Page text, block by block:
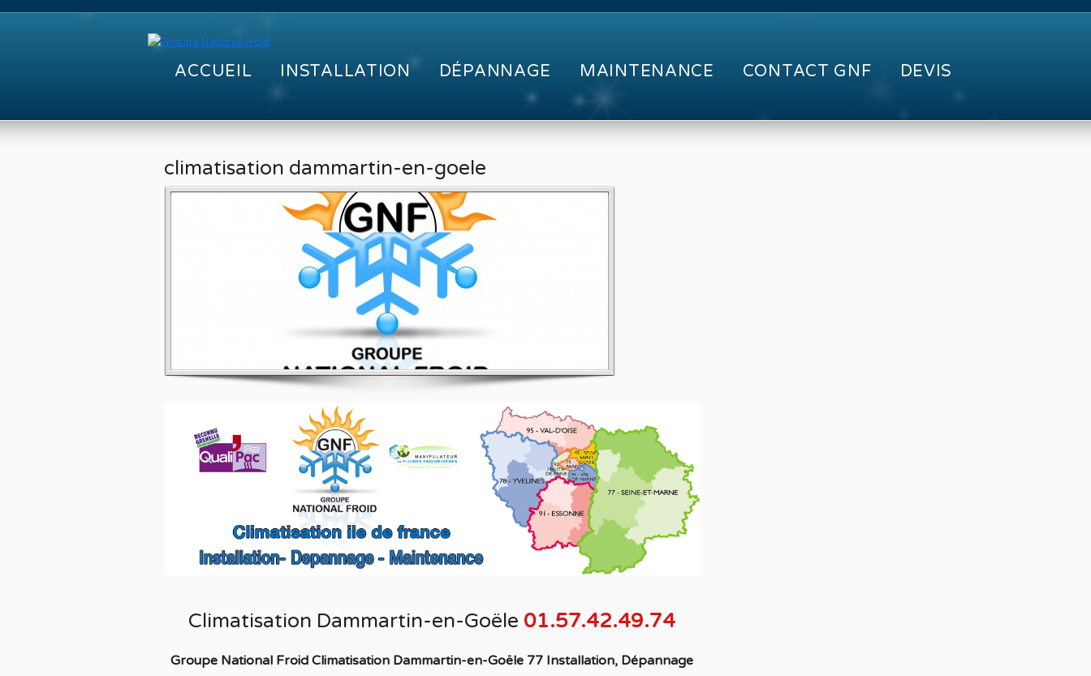
ACCUEIL INSTALLATION DÉPANNAGE MAINTENANCE CONTACT GNF DEVIS
climatisation dammartin-en-goele
Climatisation Dammartin-en-Goële 01.57.42.49.74
Groupe National Froid Climatisation Dammartin-en-Goële 77 Installation, Dépannage